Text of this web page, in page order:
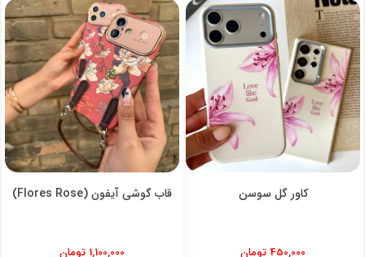
کاور گل سوسن
450,000 تومان
قاب گوشی آیفون (Flores Rose)
1,100,000 تومان